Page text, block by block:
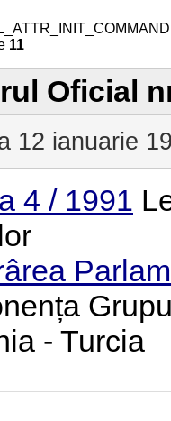
11
Oficial
12 ianuarie
4 / 1991
- Turcia